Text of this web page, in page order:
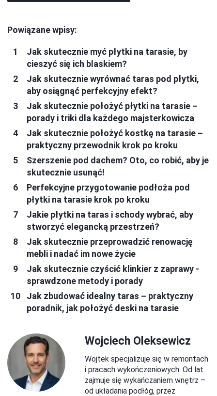
Powiązane wpisy:
Jak skutecznie myć płytki na tarasie, by
cieszyć się ich blaskiem?
Jak skutecznie wyrównać taras pod płytki,
aby osiągnąć perfekcyjny efekt?
Jak skutecznie położyć płytki na tarasie –
porady i triki dla każdego majsterkowicza
Jak skutecznie położyć kostkę na tarasie –
praktyczny przewodnik krok po kroku
Szerszenie pod dachem? Oto, co robić, aby je
skutecznie usunąć!
Perfekcyjne przygotowanie podłoża pod
płytki na tarasie krok po kroku
Jakie płytki na taras i schody wybrać, aby
stworzyć elegancką przestrzeń?
Jak skutecznie przeprowadzić renowację
mebli i nadać im nowe życie
Jak skutecznie czyścić klinkier z zaprawy -
sprawdzone metody i porady
Jak zbudować idealny taras – praktyczny
poradnik, jak położyć deski na tarasie
Wojciech Oleksewicz
Wojtek specjalizuje się w remontach
i pracach wykończeniowych. Od lat
zajmuje się wykańczaniem wnętrz –
od układania podłóg, przez